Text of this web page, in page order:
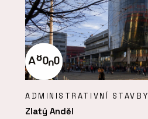
ADMINISTRATIVNÍ STAVBY
Zlatý Anděl